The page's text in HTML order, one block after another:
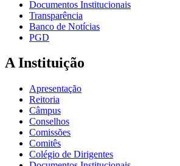
Documentos Institucionais
Transparência
Banco de Notícias
PGD
A Instituição
Apresentação
Reitoria
Câmpus
Conselhos
Comissões
Comitês
Colégio de Dirigentes